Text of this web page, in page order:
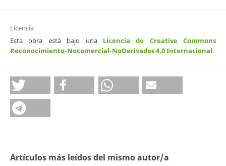
Licencia
Esta obra está bajo una Licencia de Creative Commons
Reconocimiento-Nocomercial-NoDerivados 4.0 Internacional.
Artículos más leídos del mismo autor/a